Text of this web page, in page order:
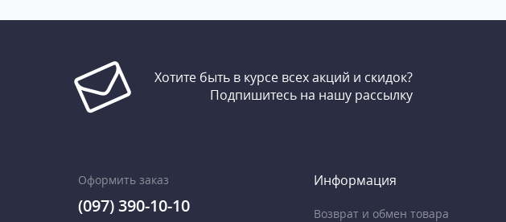
Хотите быть в курсе всех акций и скидок?
Подпишитесь на нашу рассылку
Оформить заказ
(097) 390-10-10
Информация
Возврат и обмен товара